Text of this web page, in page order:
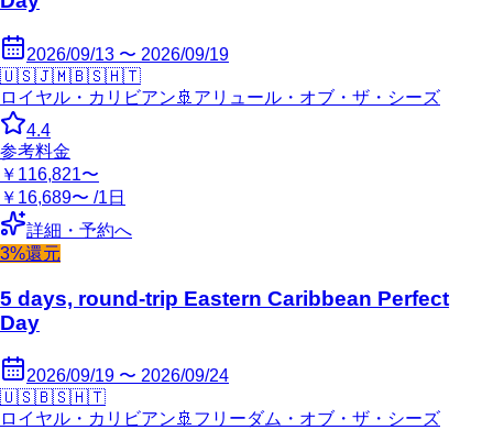
2026/09/13 〜 2026/09/19
🇺🇸🇯🇲🇧🇸🇭🇹
ロイヤル・カリビアン 🚢 アリュール・オブ・ザ・シーズ
4.4
参考料金
￥116,821〜
￥16,689〜 /1日
詳細・予約へ
3%還元
5 days, round-trip Eastern Caribbean Perfect
Day
2026/09/19 〜 2026/09/24
🇺🇸🇧🇸🇭🇹
ロイヤル・カリビアン 🚢 フリーダム・オブ・ザ・シーズ